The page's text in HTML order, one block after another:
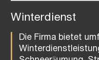
Winterdienst
Die Firma bietet